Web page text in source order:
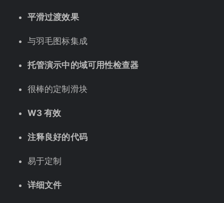
平滑过渡效果
与羽毛图标集成
托管演示中的域可用性检查器
很棒的定制滑块
W3 有效
注释良好的代码
易于定制
详细文件